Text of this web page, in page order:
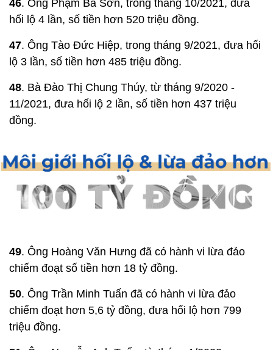
46. Ông Phạm Bá Sơn, trong tháng 10/2021, đưa
hối lộ 4 lần, số tiền hơn 520 triệu đồng.
47. Ông Tào Đức Hiệp, trong tháng 9/2021, đưa hối
lộ 3 lần, số tiền hơn 485 triệu đồng.
48. Bà Đào Thị Chung Thúy, từ tháng 9/2020 -
11/2021, đưa hối lộ 2 lần, số tiền hơn 437 triệu
đồng.
49. Ông Hoàng Văn Hưng đã có hành vi lừa đảo
chiếm đoạt số tiền hơn 18 tỷ đồng.
50. Ông Trần Minh Tuấn đã có hành vi lừa đảo
chiếm đoạt hơn 5,6 tỷ đồng, đưa hối lộ hơn 799
triệu đồng.